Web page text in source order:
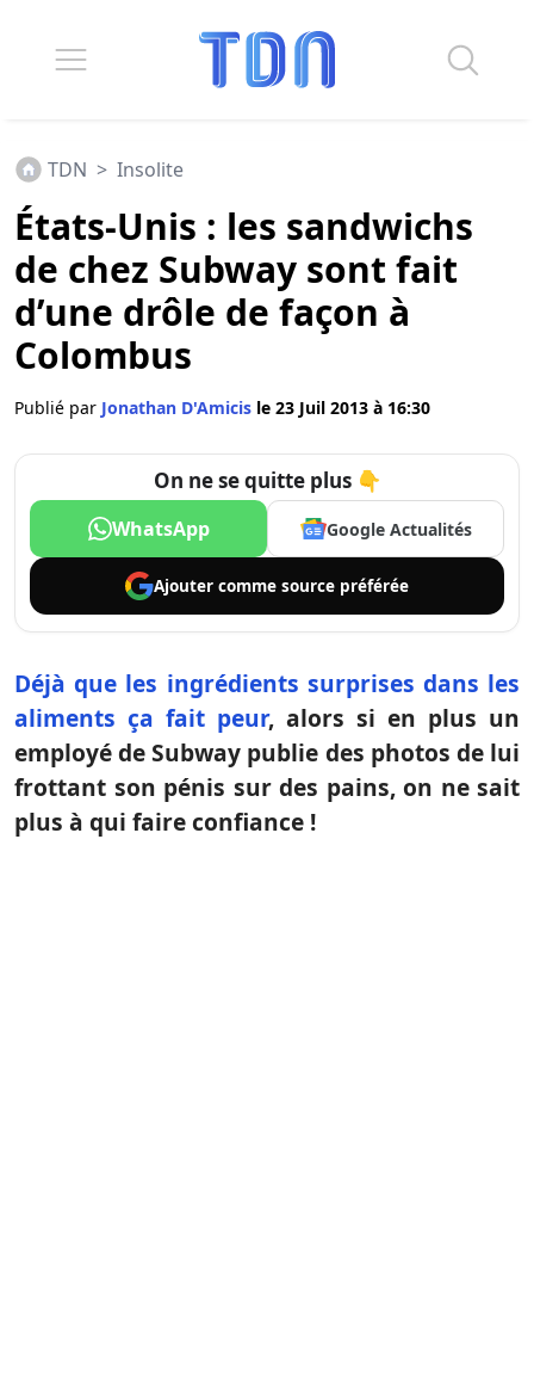
TDN > Insolite
États-Unis : les sandwichs
de chez Subway sont fait
d’une drôle de façon à
Colombus
Publié par Jonathan D'Amicis le 23 Juil 2013 à 16:30
On ne se quitte plus 👇
WhatsApp Google Actualités
Ajouter comme source préférée
Déjà que les ingrédients surprises dans les
aliments ça fait peur, alors si en plus un
employé de Subway publie des photos de lui
frottant son pénis sur des pains, on ne sait
plus à qui faire confiance !